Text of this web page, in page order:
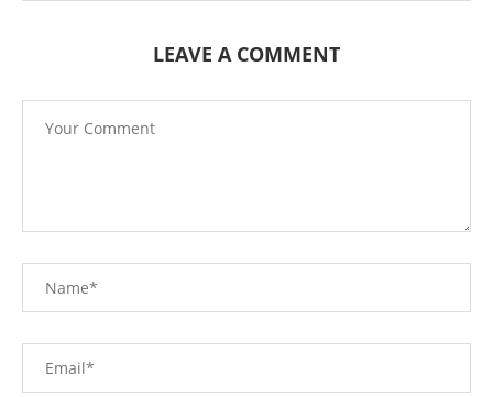
LEAVE A COMMENT